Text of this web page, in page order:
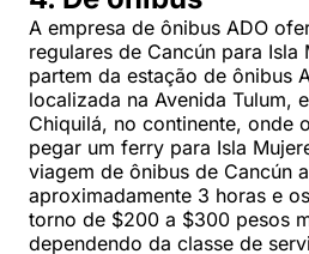
A empresa de ônibus ADO
regulares de Cancún para Isla
partem da estação de ônibus
localizada na Avenida Tulum,
Chiquilá, no continente, onde
pegar um ferry para Isla
viagem de ônibus de Cancún
aproximadamente 3 horas e
torno de $200 a $300 pesos
dependendo da classe de